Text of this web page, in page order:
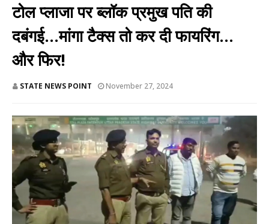
टोल प्लाजा पर ब्लॉक प्रमुख पति की
दबंगई...मांगा टैक्स तो कर दी फायरिंग...
और फिर!
STATE NEWS POINT November 27, 2024